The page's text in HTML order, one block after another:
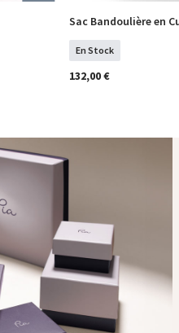
Sac Bandoulière en
En Stock
132,00 €